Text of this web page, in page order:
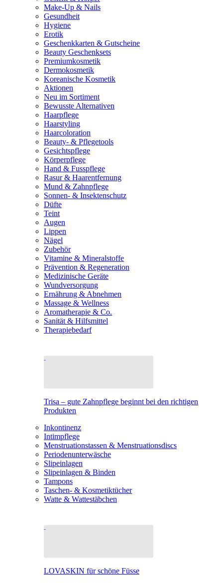
Make-Up & Nails
Gesundheit
Hygiene
Erotik
Geschenkkarten & Gutscheine
Beauty Geschenksets
Premiumkosmetik
Dermokosmetik
Koreanische Kosmetik
Aktionen
Neu im Sortiment
Bewusste Alternativen
Haarpflege
Haarstyling
Haarcoloration
Beauty- & Pflegetools
Gesichtspflege
Körperpflege
Hand & Fusspflege
Rasur & Haarentfernung
Mund & Zahnpflege
Sonnen- & Insektenschutz
Düfte
Teint
Augen
Lippen
Nägel
Zubehör
Vitamine & Mineralstoffe
Prävention & Regeneration
Medizinische Geräte
Wundversorgung
Ernährung & Abnehmen
Massage & Wellness
Aromatherapie & Co.
Sanität & Hilfsmittel
Therapiebedarf
Trisa – gute Zahnpflege beginnt bei den richtigen
Produkten
Inkontinenz
Intimpflege
Menstruationstassen & Menstruationsdiscs
Periodenunterwäsche
Slipeinlagen
Slipeinlagen & Binden
Tampons
Taschen- & Kosmetiktücher
Watte & Wattestäbchen
LOVASKIN für schöne Füsse